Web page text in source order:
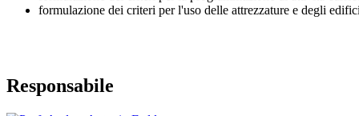
formulazione dei criteri per l'uso delle attrezzature e degli
Responsabile